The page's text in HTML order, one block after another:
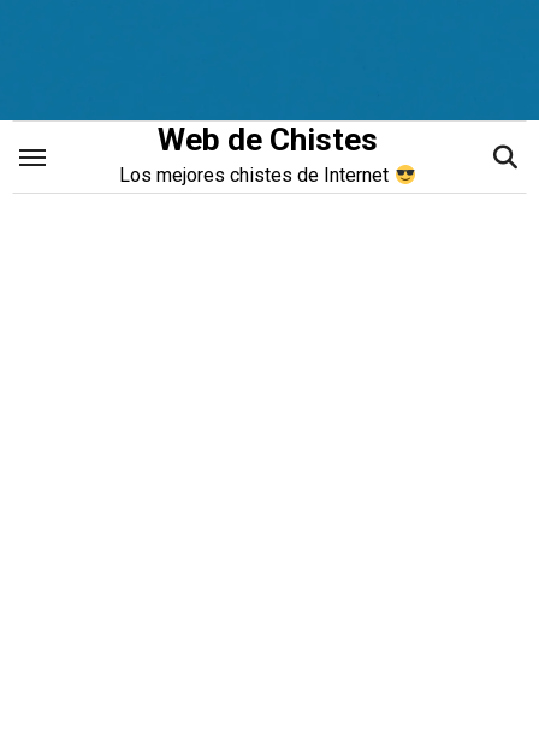
Web de Chistes
Los mejores chistes de Internet